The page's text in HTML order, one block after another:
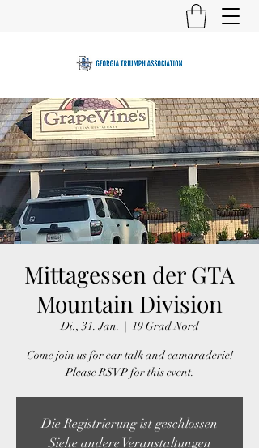
Mittagessen der GTA
Mountain Division
Di., 31. Jan.
  |
19 Grad Nord
Come join us for car talk and camaraderie!
Please RSVP for this event.
Die Registrierung ist geschlossen
Siehe andere Veranstaltungen